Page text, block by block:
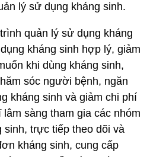
lý sử dụng kháng sinh.
quản lý sử dụng kháng
kháng sinh hợp lý, giảm
khi dùng kháng sinh,
sóc người bệnh, ngăn
kháng sinh và giảm chi phí
sàng tham gia các nhóm
sinh, trực tiếp theo dõi và
kháng sinh, cung cấp